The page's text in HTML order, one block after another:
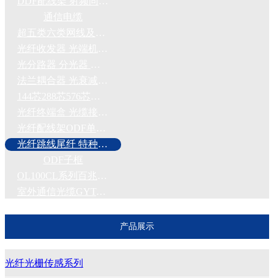
光纤跳线尾纤 特种光纤定制
产品展示
光纤光栅传感系列